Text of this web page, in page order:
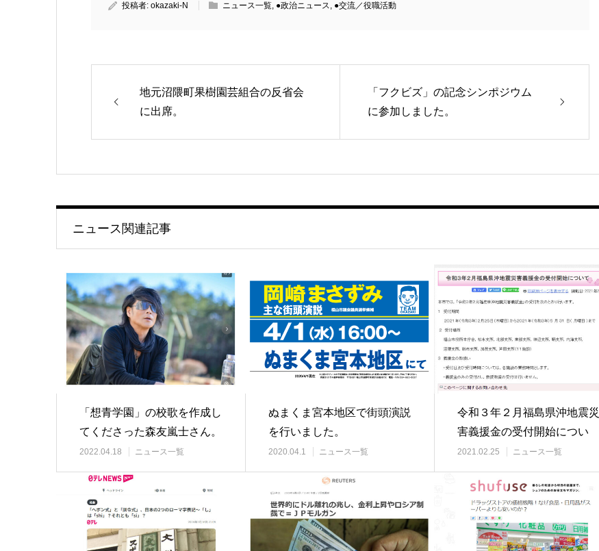
投稿者: okazaki-N ニュース一覧, ●政治ニュース, ●交流／役職活動
地元沼隈町果樹園芸組合の反省会
に出席。
「フクビズ」の記念シンポジウム
に参加しました。
ニュース関連記事
「想青学園」の校歌を作成し
てくださった森友嵐士さん。
2022.04.18 ニュース一覧
ぬまくま宮本地区で街頭演説
を行いました。
2020.04.1 ニュース一覧
令和３年２月福島県沖地震災
害義援金の受付開始につい
て/2021.2.…
2021.02.25 ニュース一覧